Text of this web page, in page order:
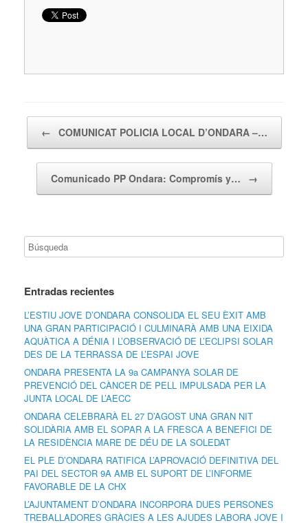
← COMUNICAT POLICIA LOCAL D’ONDARA –…
Comunicado PP Ondara: Compromís y… →
Entradas recientes
L’ESTIU JOVE D’ONDARA CONSOLIDA EL SEU ÈXIT AMB
UNA GRAN PARTICIPACIÓ I CULMINARÀ AMB UNA EIXIDA
AQUÀTICA A DÉNIA I L’OBSERVACIÓ DE L’ECLIPSI SOLAR
DES DE LA TERRASSA DE L’ESPAI JOVE
ONDARA PRESENTA LA 9a CAMPANYA SOLAR DE
PREVENCIÓ DEL CÀNCER DE PELL IMPULSADA PER LA
JUNTA LOCAL DE L’AECC
ONDARA CELEBRARÀ EL 27 D’AGOST UNA GRAN NIT
SOLIDÀRIA AMB EL SOPAR A LA FRESCA A BENEFICI DE
LA RESIDÈNCIA MARE DE DÉU DE LA SOLEDAT
EL PLE D’ONDARA RATIFICA L’APROVACIÓ DEFINITIVA DEL
PAI DEL SECTOR 9A AMB EL SUPORT DE L’INFORME
FAVORABLE DE LA CHX
L’AJUNTAMENT D’ONDARA INCORPORA DUES PERSONES
TREBALLADORES GRÀCIES A LES AJUDES LABORA JOVE I